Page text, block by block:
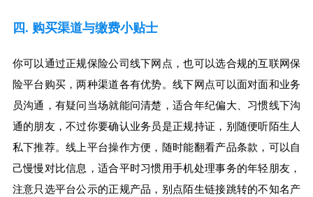
四. 购买渠道与缴费小贴士
你可以通过正规保险公司线下网点，也可以选合规的互联网保
险平台购买，两种渠道各有优势。线下网点可以面对面和业务
员沟通，有疑问当场就能问清楚，适合年纪偏大、习惯线下沟
通的朋友，不过你要确认业务员是正规持证，别随便听陌生人
私下推荐。线上平台操作方便，随时能翻看产品条款，可以自
己慢慢对比信息，适合平时习惯用手机处理事务的年轻朋友，
注意只选平台公示的正规产品，别点陌生链接跳转的不知名产